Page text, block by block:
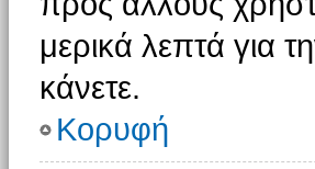
μερικά λεπτά για
κάνετε.
Κορυφή